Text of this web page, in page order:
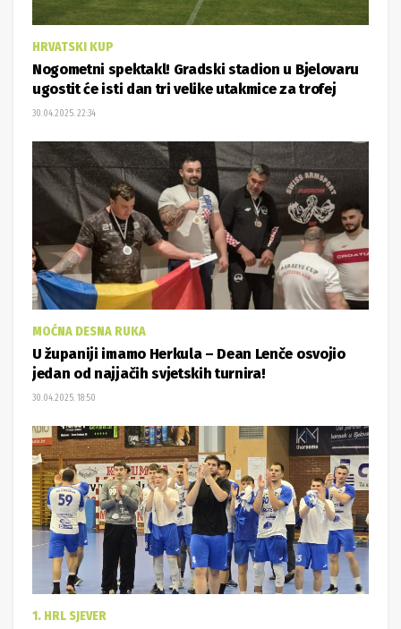
HRVATSKI KUP
Nogometni spektakl! Gradski stadion u Bjelovaru
ugostit će isti dan tri velike utakmice za trofej
30.04.2025. 22:34
MOĆNA DESNA RUKA
U županiji imamo Herkula – Dean Lenče osvojio
jedan od najjačih svjetskih turnira!
30.04.2025. 18:50
1. HRL SJEVER